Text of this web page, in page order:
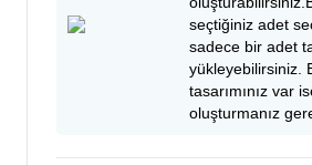
seçtiğiniz adet
sadece bir adet
yükleyebilirsiniz.
tasarımınız var
oluşturmanız